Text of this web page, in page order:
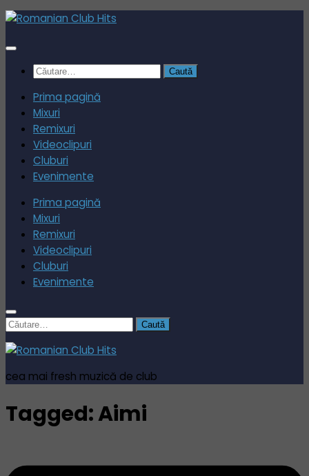
Skip
content
Caută
Prima pagină
Mixuri
Remixuri
Videoclipuri
Cluburi
Evenimente
Prima pagină
Mixuri
Remixuri
Videoclipuri
Cluburi
Evenimente
Caută
după:
cea mai fresh muzică de club
Tagged:Aimi